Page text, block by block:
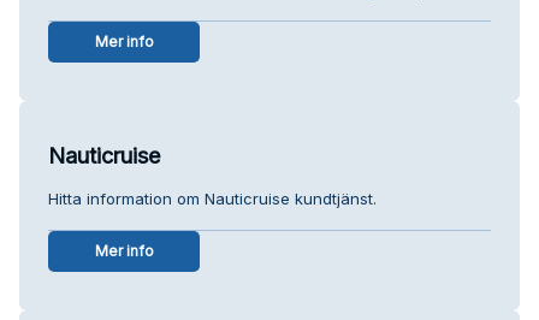
Mer info
Nauticruise
Hitta information om Nauticruise kundtjänst.
Mer info